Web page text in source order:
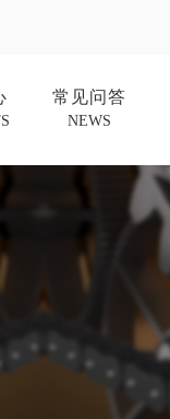
常见问答
NEWS